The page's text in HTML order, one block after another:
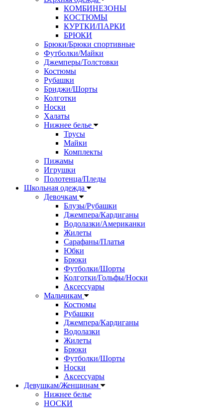
КОМБИНЕЗОНЫ
КОСТЮМЫ
КУРТКИ/ПАРКИ
БРЮКИ
Брюки/Брюки спортивные
Футболки/Майки
Джемперы/Толстовки
Костюмы
Рубашки
Бриджи/Шорты
Колготки
Носки
Халаты
Нижнее белье
Трусы
Майки
Комплекты
Пижамы
Игрушки
Полотенца/Пледы
Школьная одежда
Девочкам
Блузы/Рубашки
Джемпера/Кардиганы
Водолазки/Американки
Жилеты
Сарафаны/Платья
Юбки
Брюки
Футболки/Шорты
Колготки/Гольфы/Носки
Аксессуары
Мальчикам
Костюмы
Рубашки
Джемпера/Кардиганы
Водолазки
Жилеты
Брюки
Футболки/Шорты
Носки
Аксессуары
Девушкам/Женщинам
Нижнее белье
НОСКИ